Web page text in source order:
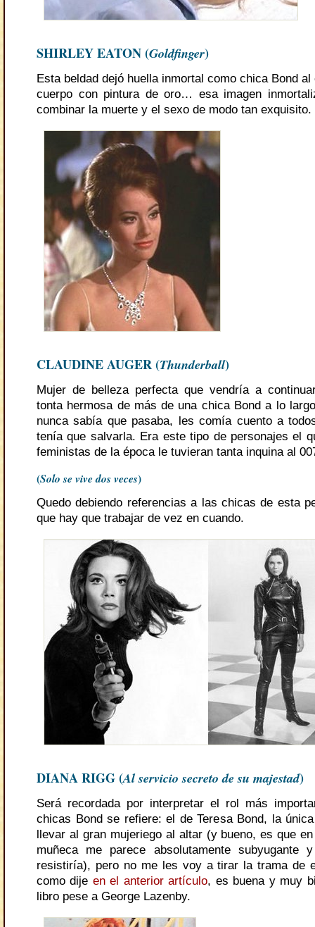
SHIRLEY EATON (Goldfinger)
Esta beldad dejó huella inmortal como chica Bond
cuerpo con pintura de oro… esa imagen
combinar la muerte y el sexo de modo tan exquisito.
CLAUDINE AUGER (Thunderball)
Mujer de belleza perfecta que vendría a
tonta hermosa de más de una chica Bond a lo
nunca sabía que pasaba, les comía cuento a
tenía que salvarla. Era este tipo de personajes el
feministas de la época le tuvieran tanta inquina al
(Solo se vive dos veces)
Quedo debiendo referencias a las chicas de esta
que hay que trabajar de vez en cuando.
DIANA RIGG (Al servicio secreto de su majestad)
Será recordada por interpretar el rol más
chicas Bond se refiere: el de Teresa Bond, la
llevar al gran mujeriego al altar (y bueno, es que
muñeca me parece absolutamente
resistiría), pero no me les voy a tirar la trama de
como dije en el anterior artículo, es buena y muy
libro pese a George Lazenby.